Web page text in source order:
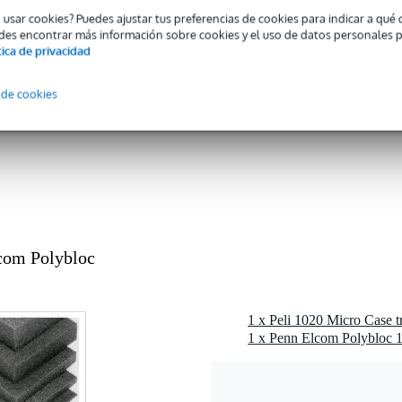
usar cookies? Puedes ajustar tus preferencias de cookies para indicar a
encontrar más información sobre cookies y el uso de datos personales
de privacidad
cookies
14.9 cm
):13,5 x 9 x 4,3 cm
17,3 x 12,1 x 5,4 cm
(PC)
Polybloc
1 x Penn Elcom Polybloc